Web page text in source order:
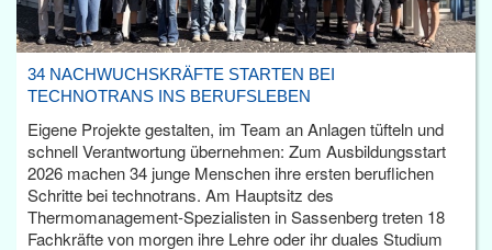
34 NACHWUCHSKRÄFTE STARTEN BEI
TECHNOTRANS INS BERUFSLEBEN
Eigene Projekte gestalten, im Team an Anlagen tüfteln und
schnell Verantwortung übernehmen: Zum Ausbildungsstart
2026 machen 34 junge Menschen ihre ersten beruflichen
Schritte bei technotrans. Am Hauptsitz des
Thermomanagement-Spezialisten in Sassenberg treten 18
Fachkräfte von morgen ihre Lehre oder ihr duales Studium